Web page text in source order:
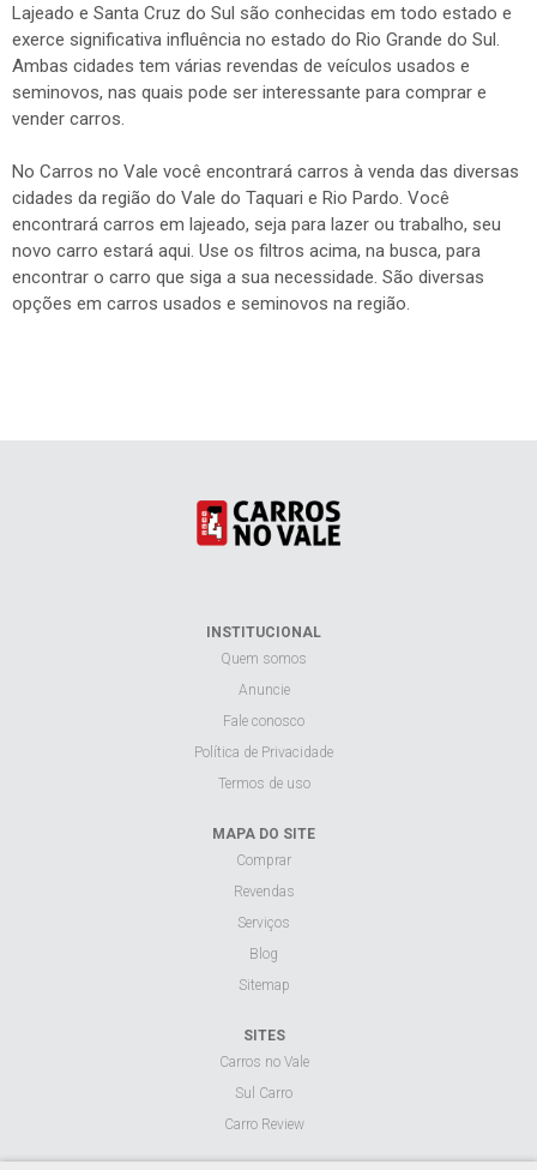
Lajeado e Santa Cruz do Sul são conhecidas em todo estado e
exerce significativa influência no estado do Rio Grande do Sul.
Ambas cidades tem várias revendas de veículos usados e
seminovos, nas quais pode ser interessante para comprar e
vender carros.
No Carros no Vale você encontrará carros à venda das diversas
cidades da região do Vale do Taquari e Rio Pardo. Você
encontrará carros em lajeado, seja para lazer ou trabalho, seu
novo carro estará aqui. Use os filtros acima, na busca, para
encontrar o carro que siga a sua necessidade. São diversas
opções em carros usados e seminovos na região.
INSTITUCIONAL
Quem somos
Anuncie
Fale conosco
Política de Privacidade
Termos de uso
MAPA DO SITE
Comprar
Revendas
Serviços
Blog
Sitemap
SITES
Carros no Vale
Sul Carro
Carro Review